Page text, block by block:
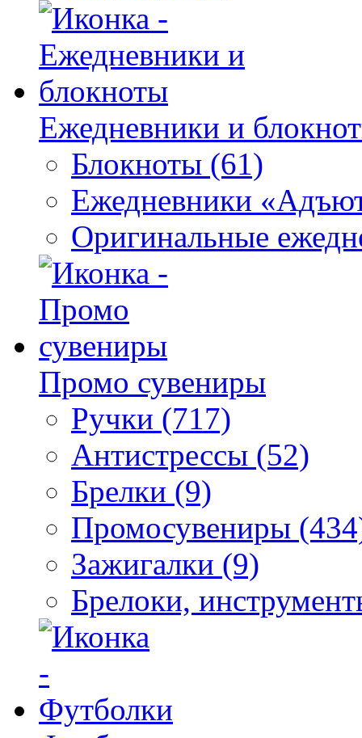
Ежедневники и
Блокноты (61)
Ежедневники
Оригинальные
Промо сувениры
Ручки (717)
Антистрессы (52)
Брелки (9)
Промосувениры
Зажигалки (9)
Брелоки,